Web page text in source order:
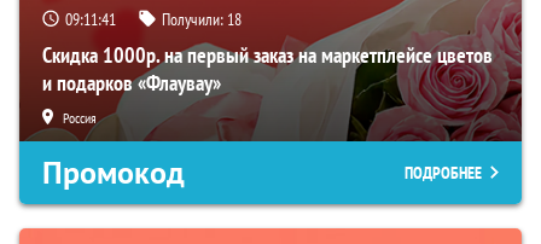
09:11:40 Получили: 18
Скидка 1000р. на первый заказ на маркетплейсе цветов
и подарков «Флаувау»
Россия
Промокод ПОДРОБНЕЕ